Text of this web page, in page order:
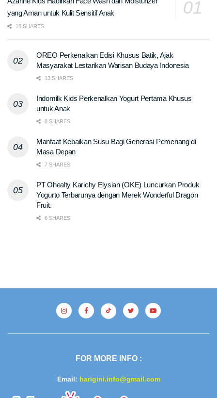
yang Aman untuk Kulit Sensitif Anak
18 SHARES
OREO Perkenalkan Edisi Khusus Batik, Ajak
Masyarakat Lestarikan Warisan Budaya Indonesia
13 SHARES
Indomilk Kids Perkenalkan Yogurt Pertama Khusus
untuk Anak
8 SHARES
Manfaat Kebaikan Susu Bagi Generasi Pemenang di
Masa Depan
7 SHARES
PT Ohealty Karichy Elysian (OKE) Luncurkan Produk
Yogurto Terbarunya dengan Merek Wonderful Dragon
Fruit.
6 SHARES
FOR MORE INFO :
Email: harigini.info@gmail.com